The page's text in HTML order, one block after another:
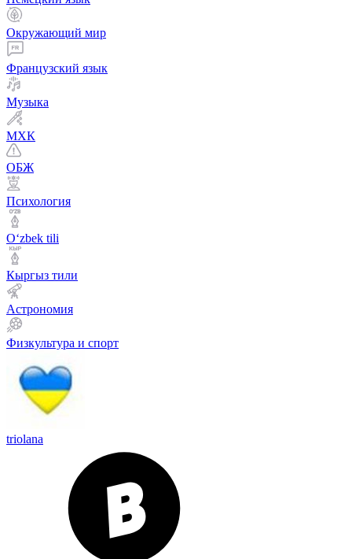
Окружающий мир
Французский язык
Музыка
МХК
ОБЖ
Психология
Оʻzbek tili
Кыргыз тили
Астрономия
Физкультура и спорт
triolana